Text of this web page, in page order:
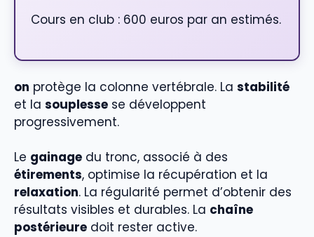
Cours en club : 600 euros par an estimés.
on protège la colonne vertébrale. La stabilité
et la souplesse se développent
progressivement.
Le gainage du tronc, associé à des
étirements, optimise la récupération et la
relaxation. La régularité permet d’obtenir des
résultats visibles et durables. La chaîne
postérieure doit rester active.